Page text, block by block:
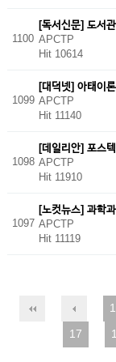
1100
[독서신문] 도서
APCTP
Hit 10614
1099
[대덕넷] 아태이
APCTP
Hit 11140
1098
[데일리안] 포스
APCTP
Hit 11910
1097
[노컷뉴스] 과학
APCTP
Hit 11119
17